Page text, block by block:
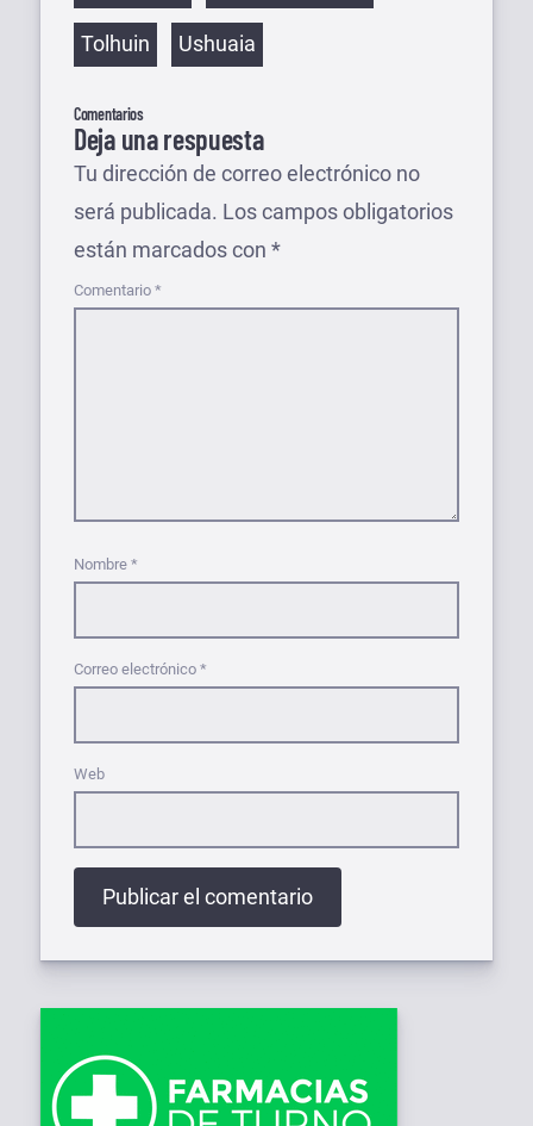
Tolhuin Ushuaia
Comentarios
Deja una respuesta
Tu dirección de correo electrónico no
será publicada. Los campos obligatorios
están marcados con *
Comentario *
Nombre *
Correo electrónico *
Web